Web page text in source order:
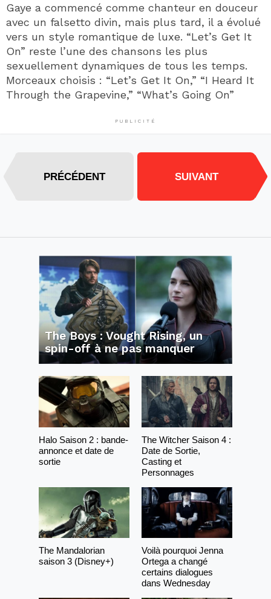
Gaye a commencé comme chanteur en douceur
avec un falsetto divin, mais plus tard, il a évolué
vers un style romantique de luxe. “Let’s Get It
On” reste l’une des chansons les plus
sexuellement dynamiques de tous les temps.
Morceaux choisis : “Let’s Get It On,” “I Heard It
Through the Grapevine,” “What’s Going On”
PUBLICITÉ
PRÉCÉDENT SUIVANT
The Boys : Vought Rising, un
spin-off à ne pas manquer
Halo Saison 2 : bande-
annonce et date de
sortie
The Witcher Saison 4 :
Date de Sortie,
Casting et
Personnages
The Mandalorian
saison 3 (Disney+)
Voilà pourquoi Jenna
Ortega a changé
certains dialogues
dans Wednesday